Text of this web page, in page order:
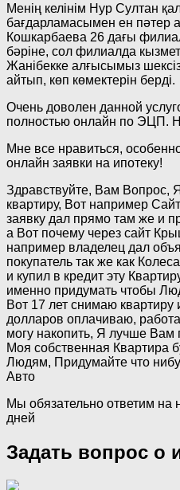
Менің келінім Нур Султан
бағдарламасымен ен пәтер
Кошкарбаева 26 дағы
бәріне, сол филиалда кызмет
Жанібекке алғысымыз
айтып, көп көмектерін берді.
Очень доволен данной
полностью онлайн по ЭЦП.
Мне все нравиться,
онлайн заявки на ипотеку!
Здравствуйте, Вам Вопрос,
квартиру, Вот например
заявку дал прямо там же и
а Вот почему через сайт
например владелец дал
покупатель так же как
и купил в кредит эту
именно придумать чтобы
Вот 17 лет снимаю
долларов оплачиваю,
могу накопить, Я лучше
Моя собственная Квартира
Людям, Придумайте что
Авто
Мы обязательно ответим на
дней
Задать вопрос о